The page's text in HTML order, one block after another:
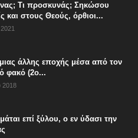
Τι προσκυνάς; Σηκώσου
και στους Θεούς, όρθιοι...
άλλης εποχής μέσα από τον
φακό (2ο...
2018
επί ξύλου, ο εν ύδασι την